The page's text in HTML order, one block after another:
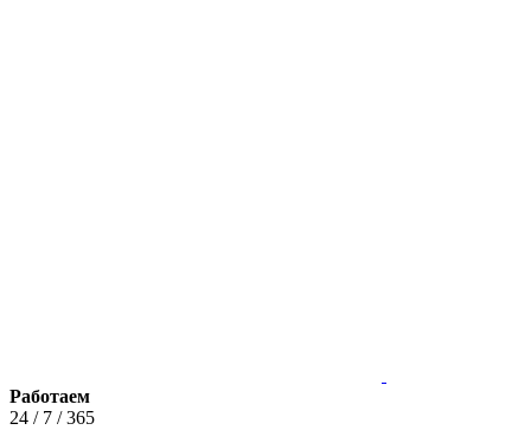
Работаем
24 / 7 / 365